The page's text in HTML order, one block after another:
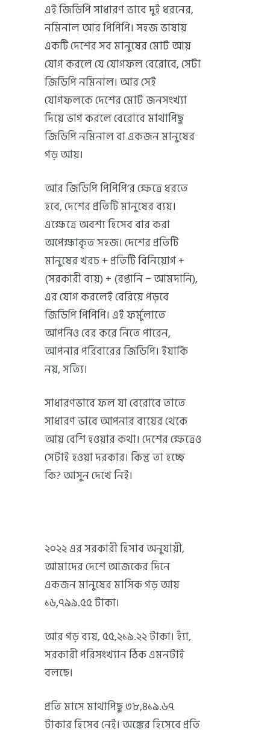
এই জিডিপি সাধারণ ভাবে দুই ধরনের,
নমিনাল আর পিপিপি। সহজ ভাষায়
একটি দেশের সব মানুষের মোট আয়
যোগ করলে যে যোগফল বেরোবে, সেটা
জিডিপি নমিনাল। আর সেই
যোগফলকে দেশের মোট জনসংখ্যা
দিয়ে ভাগ করলে বেরোবে মাথাপিছু
জিডিপি নমিনাল বা একজন মানুষের
গড় আয়।
আর জিডিপি পিপিপি’র ক্ষেত্রে ধরতে
হবে, দেশের প্রতিটি মানুষের ব্যয়।
এক্ষেত্রে অবশ্য হিসেব বার করা
অপেক্ষাকৃত সহজ। দেশের প্রতিটি
মানুষের খরচ + প্রতিটি বিনিয়োগ +
(সরকারী ব্যয়) + (রপ্তানি − আমদানি),
এর যোগ করলেই বেরিয়ে পড়বে
জিডিপি পিপিপি। এই ফর্মুলাতে
আপনিও বের করে নিতে পারেন,
আপনার পরিবারের জিডিপি। ইয়ার্কি
নয়, সত্যি।
সাধারণভাবে ফল যা বেরোবে তাতে
সাধারণ ভাবে আপনার ব্যয়ের থেকে
আয় বেশি হওয়ার কথা। দেশের ক্ষেত্রেও
সেটাই হওয়া দরকার। কিন্তু তা হচ্ছে
কি? আসুন দেখে নিই।
২০২২ এর সরকারী হিসাব অনুযায়ী,
আমাদের দেশে আজকের দিনে
একজন মানুষের মাসিক গড় আয়
১৬,৭৯৯.৫৫ টাকা।
আর গড় ব্যয়, ৫৫,২১৯.২২ টাকা। হ্যাঁ,
সরকারী পরিসংখ্যান ঠিক এমনটাই
বলছে।
প্রতি মাসে মাথাপিছু ৩৮,৪১৯.৬৭
টাকার হিসেব নেই। অঙ্কের হিসেবে প্রতি